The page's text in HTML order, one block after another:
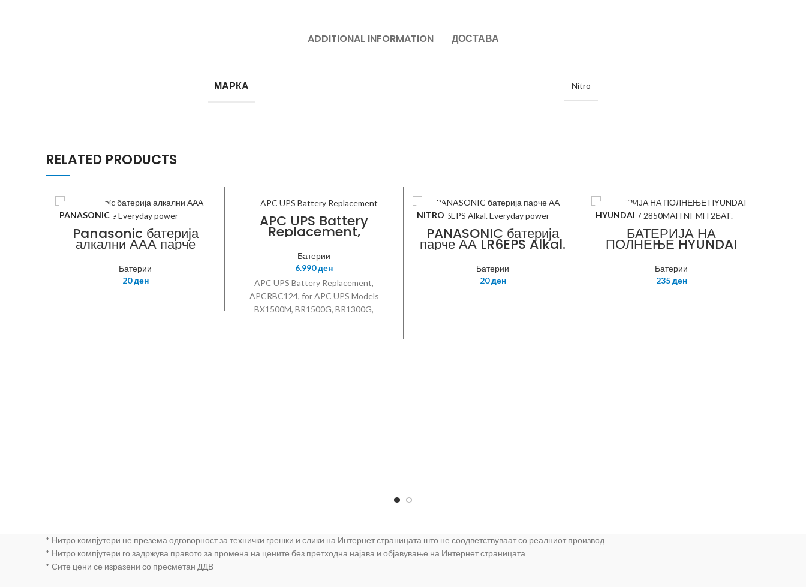
ADDITIONAL INFORMATION ДОСТАВА
МАРКА Nitro
RELATED PRODUCTS
PANASONIC
Panasonic батерија
алкални ААА парче
Everyday power
Батерии
20ден
APC UPS Battery
Replacement,
APCRBC124
Батерии
6.990ден
APC UPS Battery Replacement,
APCRBC124, for APC UPS Models
BX1500M, BR1500G, BR1300G,
NITRO
PANASONIC батерија
парче АА LR6EPS Alkal.
Everyday power
Батерии
20ден
HYUNDAI
БАТЕРИЈА НА
ПОЛНЕЊЕ HYUNDAI
AA 1.2V 2850MAH NI-
MH 2БАТ.
Батерии
235ден
* Нитро компјутери не презема одговорност за технички грешки и слики на Интернет страницата што не соодветствуваат со реалниот производ
* Нитро компјутери го задржува правото за промена на цените без претходна најава и објавување на Интернет страницата
* Сите цени се изразени со пресметан ДДВ